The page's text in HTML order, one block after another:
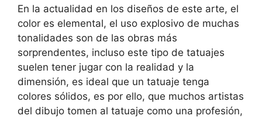
En la actualidad en los diseños de este arte, el
color es elemental, el uso explosivo de muchas
tonalidades son de las obras más
sorprendentes, incluso este tipo de tatuajes
suelen tener jugar con la realidad y la
dimensión, es ideal que un tatuaje tenga
colores sólidos, es por ello, que muchos artistas
del dibujo tomen al tatuaje como una profesión,